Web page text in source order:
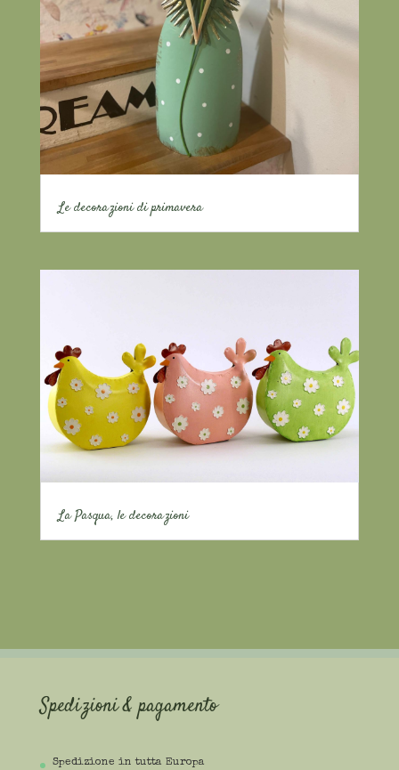
Le decorazioni di primavera
La Pasqua, le decorazioni
Spedizioni & pagamento
Spedizione in tutta Europa